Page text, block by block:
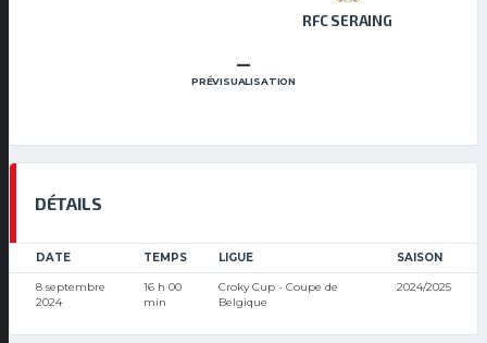
RFC SERAING
–
PRÉVISUALISATION
DÉTAILS
DATE TEMPS LIGUE SAISON
8 septembre
2024
16 h 00
min
Croky Cup - Coupe de
Belgique
2024/2025